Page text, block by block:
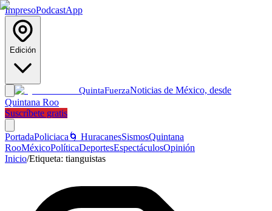
ImpresoPodcastApp
Edición
QuintaFuerzaNoticias de México, desde
Quintana Roo
Suscríbete gratis
PortadaPoliciaca 🌀 HuracanesSismosQuintana
RooMéxicoPolíticaDeportesEspectáculosOpinión
Inicio/Etiqueta: tianguistas